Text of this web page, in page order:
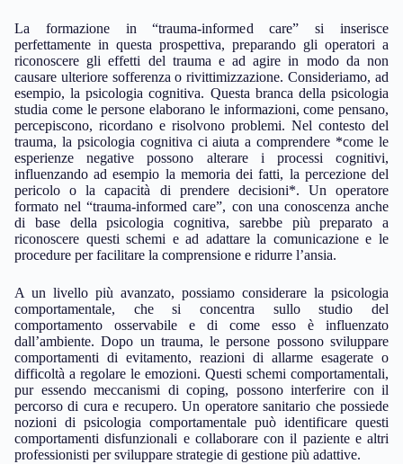
La formazione in “trauma-informed care” si inserisce
perfettamente in questa prospettiva, preparando gli operatori a
riconoscere gli effetti del trauma e ad agire in modo da non
causare ulteriore sofferenza o rivittimizzazione. Consideriamo, ad
esempio, la psicologia cognitiva. Questa branca della psicologia
studia come le persone elaborano le informazioni, come pensano,
percepiscono, ricordano e risolvono problemi. Nel contesto del
trauma, la psicologia cognitiva ci aiuta a comprendere *come le
esperienze negative possono alterare i processi cognitivi,
influenzando ad esempio la memoria dei fatti, la percezione del
pericolo o la capacità di prendere decisioni*. Un operatore
formato nel “trauma-informed care”, con una conoscenza anche
di base della psicologia cognitiva, sarebbe più preparato a
riconoscere questi schemi e ad adattare la comunicazione e le
procedure per facilitare la comprensione e ridurre l’ansia.
A un livello più avanzato, possiamo considerare la psicologia
comportamentale, che si concentra sullo studio del
comportamento osservabile e di come esso è influenzato
dall’ambiente. Dopo un trauma, le persone possono sviluppare
comportamenti di evitamento, reazioni di allarme esagerate o
difficoltà a regolare le emozioni. Questi schemi comportamentali,
pur essendo meccanismi di coping, possono interferire con il
percorso di cura e recupero. Un operatore sanitario che possiede
nozioni di psicologia comportamentale può identificare questi
comportamenti disfunzionali e collaborare con il paziente e altri
professionisti per sviluppare strategie di gestione più adattive.